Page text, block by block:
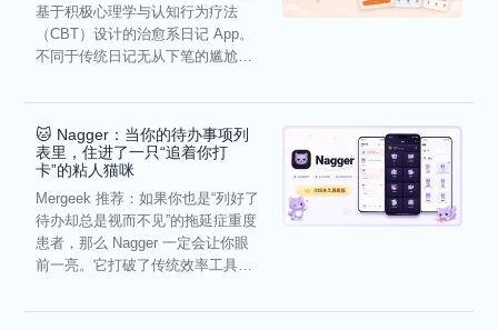
基于积极心理学与认知行为疗法
（CBT）设计的治愈系日记 App。
不同于传统日记无从下笔的尴尬，
🐱 Nagger：当你的待办事项列
表里，住进了一只“追着你打
卡”的粘人猫咪
Mergeek 推荐：如果你也是“列好了
待办却总是视而不见”的拖延症重度
患者，那么 Nagger 一定会让你眼
前一亮。它打破了传统效率工具冰